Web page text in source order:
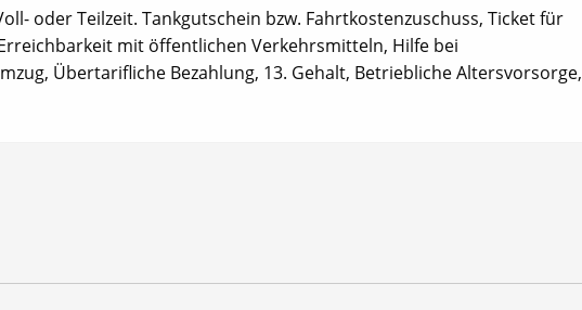
oder Teilzeit. Tankgutschein bzw. Fahrtkostenzuschuss, Ticket für
mit öffentlichen Verkehrsmitteln, Hilfe bei
Übertarifliche Bezahlung, 13. Gehalt, Betriebliche Altersvorsorge,